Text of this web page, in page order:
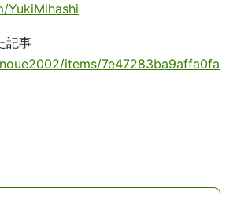
YukiMihashi
記事
items/7e47283ba9affa0fa